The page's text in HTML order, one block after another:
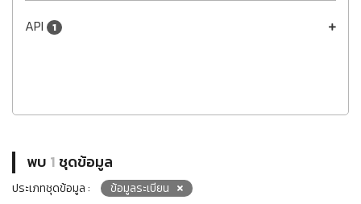
API 1
พบ 1ชุดข้อมูล
ประเภทชุดข้อมูล :
ข้อมูลระเบียน